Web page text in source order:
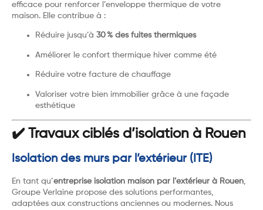
efficace pour renforcer l’enveloppe thermique de votre
maison. Elle contribue à :
Réduire jusqu’à 30 % des fuites thermiques
Améliorer le confort thermique hiver comme été
Réduire votre facture de chauffage
Valoriser votre bien immobilier grâce à une façade
esthétique
✔️ Travaux ciblés d’isolation à Rouen
Isolation des murs par l’extérieur (ITE)
En tant qu’entreprise isolation maison par l’extérieur à Rouen,
Groupe Verlaine propose des solutions performantes,
adaptées aux constructions anciennes ou modernes. Nous